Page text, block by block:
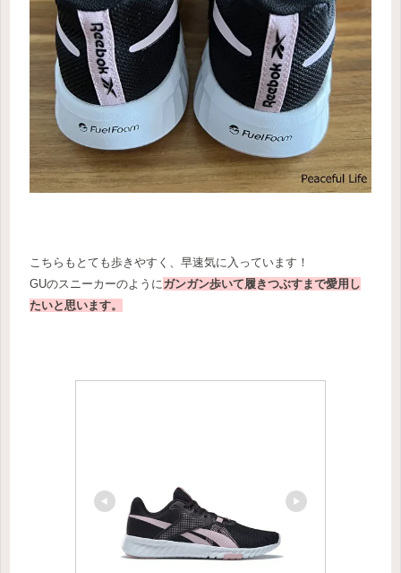
こちらもとても歩きやすく、早速気に入っています！
GUのスニーカーのようにガンガン歩いて履きつぶすまで愛用し
たいと思います。